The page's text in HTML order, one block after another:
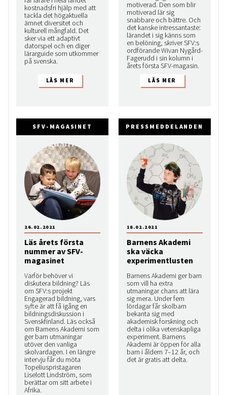
kostnadsfri hjälp med att
tackla det högaktuella
ämnet diversitet och
kulturell mångfald. Det
sker via ett adaptivt
datorspel och en diger
lärarguide som utkommer
på svenska.
motiverad. Den som blir
motiverad lär sig
snabbare och bättre. Och
det kanske intressantaste:
lärandet i sig känns som
en belöning, skriver SFV:s
ordförande Wivan Nygård-
Fagerudd i sin kolumn i
årets första SFV-magasin.
SFV-MAGASINET
Läs årets första
nummer av SFV-
magasinet
Varför behöver vi
diskutera bildning? Läs
om SFV:s projekt
Engagerad bildning, vars
syfte är att få igång en
bildningsdiskussion i
Svenskfinland. Läs också
om Barnens Akademi som
ger barn utmaningar
utöver den vanliga
skolvardagen. I en längre
intervju får du möta
Topeliuspristagaren
Liselott Lindström, som
berättar om sitt arbete i
Afrika.
26.02.2021
PRESSMEDDELANDEN
Barnens Akademi
ska väcka
experimentlusten
Barnens Akademi ger barn
som vill ha extra
utmaningar chans att lära
sig mera. Under fem
lördagar får skolbarn
bekanta sig med
akademisk forskning och
delta i olika vetenskapliga
experiment. Barnens
Akademi är öppen för alla
barn i åldern 7–12 år, och
det är gratis att delta.
18.02.2021